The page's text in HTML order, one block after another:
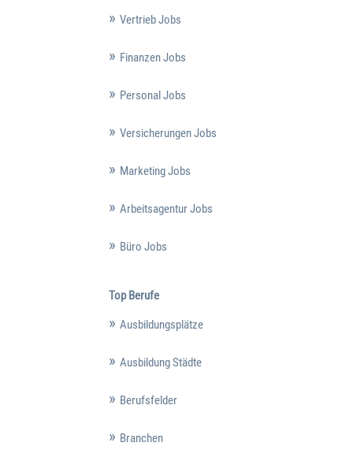
Vertrieb Jobs
Finanzen Jobs
Personal Jobs
Versicherungen Jobs
Marketing Jobs
Arbeitsagentur Jobs
Büro Jobs
Top Berufe
Ausbildungsplätze
Ausbildung Städte
Berufsfelder
Branchen